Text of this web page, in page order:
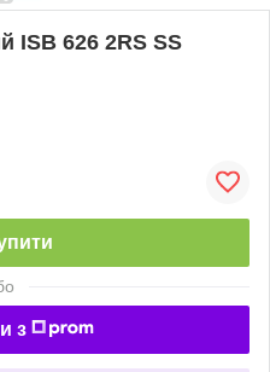
ISB 626 2RS SS
з